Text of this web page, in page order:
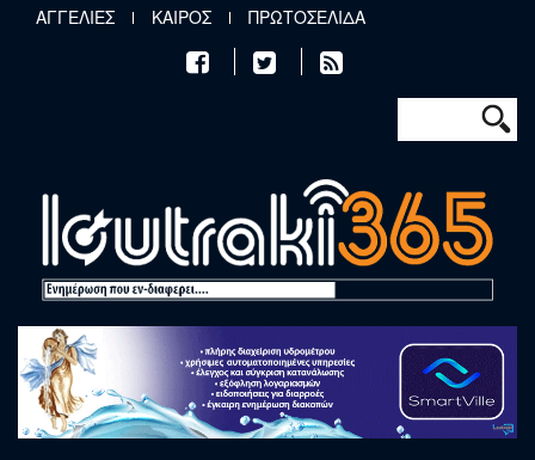
Παράκαμψη προς το κυρίως περιεχόμενο
ΑΓΓΕΛΙΕΣ ΚΑΙΡΟΣ ΠΡΩΤΟΣΕΛΙΔΑ
Φόρμα
Αναζήτηση